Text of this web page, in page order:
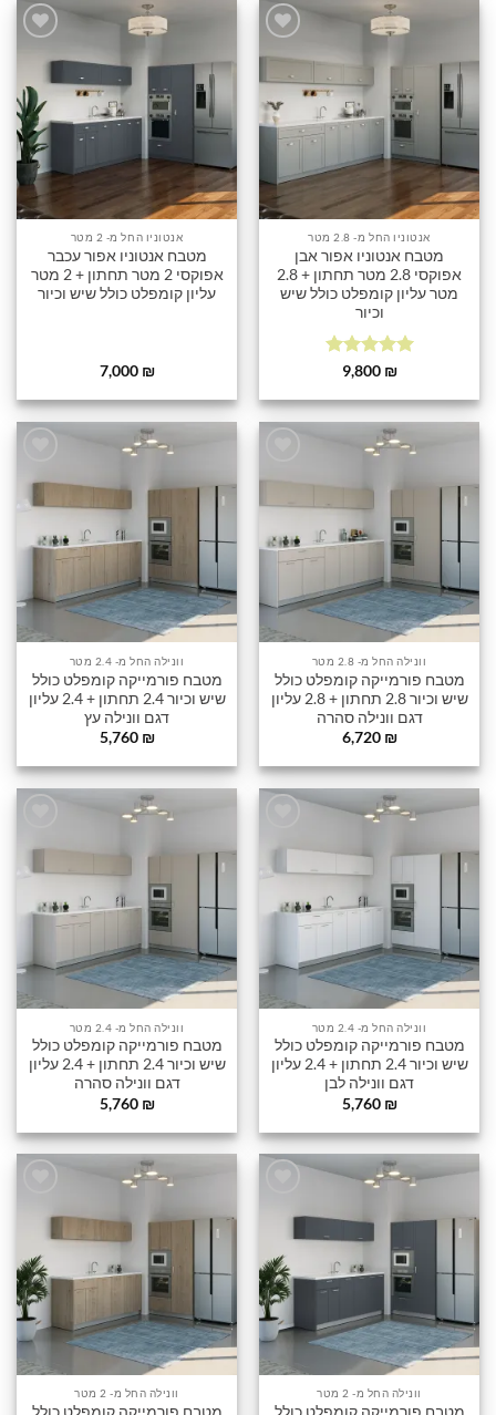
הוסף
שלי
אנטוניו החל מ- 2.8 מטר
מטבח אנטוניו אפור אבן
אפוקסי 2.8 מטר תחתון + 2.8
מטר עליון קומפלט כולל שיש
וכיור
דורג5מתוך
9,800 ₪
שלי
אנטוניו החל מ- 2 מטר
מטבח אנטוניו אפור עכבר
אפוקסי 2 מטר תחתון + 2 מטר
עליון קומפלט כולל שיש וכיור
7,000 ₪
הוסף
שלי
וונילה החל מ- 2.8 מטר
מטבח פורמייקה קומפלט כולל
שיש וכיור 2.8 תחתון + 2.8 עליון
דגם וונילה סהרה
6,720 ₪
שלי
וונילה החל מ- 2.4 מטר
מטבח פורמייקה קומפלט כולל
שיש וכיור 2.4 תחתון + 2.4 עליון
דגם וונילה עץ
5,760 ₪
שלי
וונילה החל מ- 2.4 מטר
מטבח פורמייקה קומפלט כולל
שיש וכיור 2.4 תחתון + 2.4 עליון
דגם וונילה לבן
5,760 ₪
שלי
וונילה החל מ- 2.4 מטר
מטבח פורמייקה קומפלט כולל
שיש וכיור 2.4 תחתון + 2.4 עליון
דגם וונילה סהרה
5,760 ₪
וונילה החל מ- 2 מטר וונילה החל מ- 2 מטר